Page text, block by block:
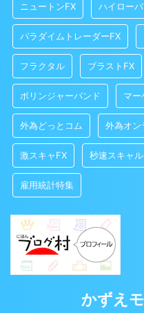
ニュートンFX ハイロー
パラダイムトレーダーFX
フラクタル ブラストFX
ボリンジャーバンド マー
外為どっとコム 外為オン
激スキャFX 秒速スキャ
雇用統計特集
かずえ